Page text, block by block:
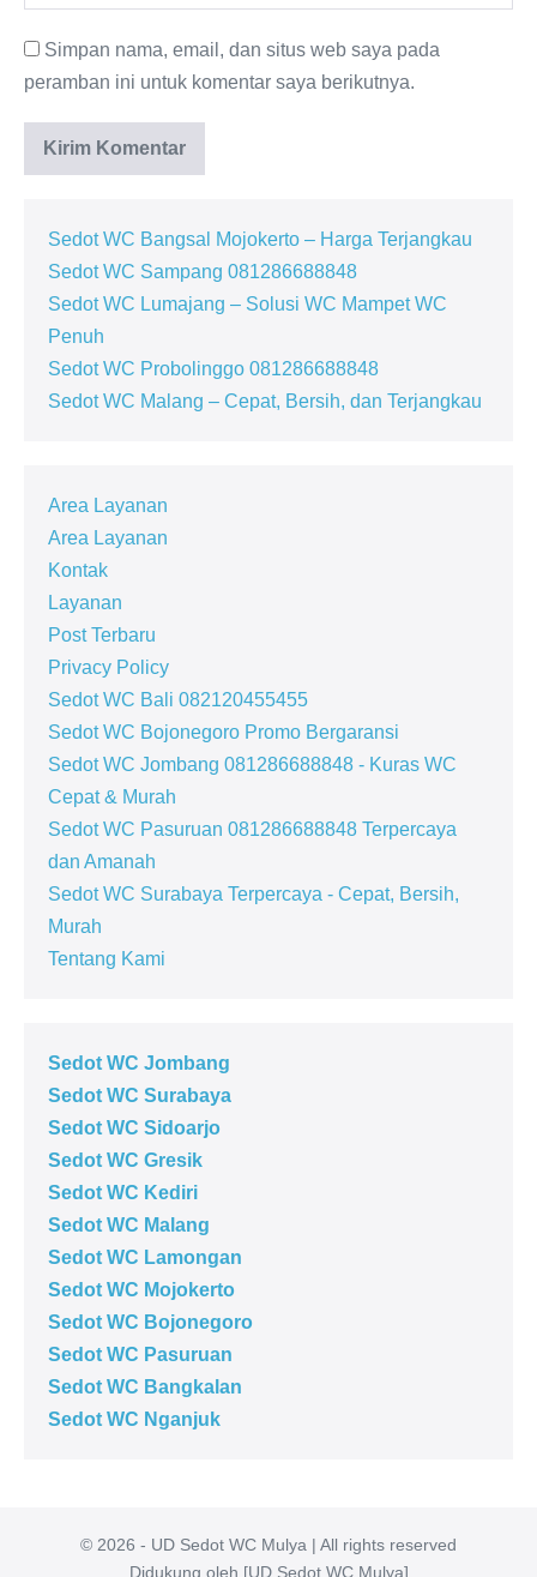
Simpan nama, email, dan situs web saya pada
peramban ini untuk komentar saya berikutnya.
Sedot WC Bangsal Mojokerto – Harga Terjangkau
Sedot WC Sampang 081286688848
Sedot WC Lumajang – Solusi WC Mampet WC
Penuh
Sedot WC Probolinggo 081286688848
Sedot WC Malang – Cepat, Bersih, dan Terjangkau
Area Layanan
Area Layanan
Kontak
Layanan
Post Terbaru
Privacy Policy
Sedot WC Bali 082120455455
Sedot WC Bojonegoro Promo Bergaransi
Sedot WC Jombang 081286688848 - Kuras WC
Cepat & Murah
Sedot WC Pasuruan 081286688848 Terpercaya
dan Amanah
Sedot WC Surabaya Terpercaya - Cepat, Bersih,
Murah
Tentang Kami
Sedot WC Jombang
Sedot WC Surabaya
Sedot WC Sidoarjo
Sedot WC Gresik
Sedot WC Kediri
Sedot WC Malang
Sedot WC Lamongan
Sedot WC Mojokerto
Sedot WC Bojonegoro
Sedot WC Pasuruan
Sedot WC Bangkalan
Sedot WC Nganjuk
© 2026 - UD Sedot WC Mulya | All rights reserved
Didukung oleh [UD Sedot WC Mulya]